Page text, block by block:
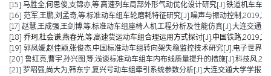
[15] 马胜全,何思俊,支锦亦,等.高速列车局部外形气动优化设计研究[J].铁道机车车
[16] 范军,王鹏,刘孟奇,等.标准动车组车轮磨耗特征研究[J].噪声与振动控制
[17] 赵慧,王成强,王剑博,等.标准动车组座椅人机工程分析及性能仿真[J].大连交通
[18] 乔珂,杜会谦,燕春光,等.高速货运动车组合理运用方式探讨[J].中国铁路
[19] 郭凤媛,赵佳颖,张俊杰.中国标准动车组转向架失稳监控技术研究[J].电子世界
[20] 鲁红亮,曹宇,孙兴图,等.浅谈标准动车组车内布线质量提升的措施[J].科技风
[21] 罗昭强,尚大为,韩东宁.复兴号动车组牵引系统参数分析[J].大连交通大学学报